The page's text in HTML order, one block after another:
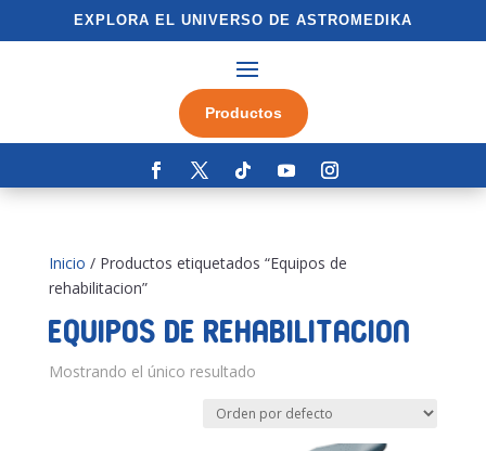
EXPLORA EL UNIVERSO DE ASTROMEDIKA
Productos
Inicio / Productos etiquetados “Equipos de
rehabilitacion”
Equipos de rehabilitacion
Mostrando el único resultado